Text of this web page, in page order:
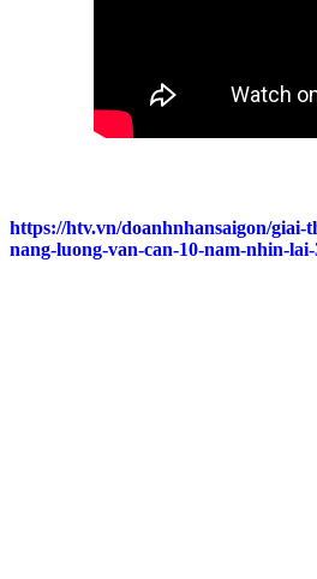
https://htv.vn/doanhnhansaigon/giai-
nang-luong-van-can-10-nam-nhin-